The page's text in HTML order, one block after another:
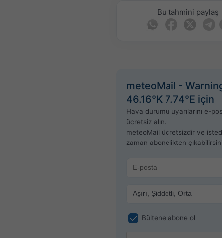
Bu tahmini paylaş
meteoMail -
46.16°K 7.74°E için
Hava durumu uyarılarını e-
ücretsiz alın.
meteoMail ücretsizdir ve
zaman abonelikten
Bültene abone ol